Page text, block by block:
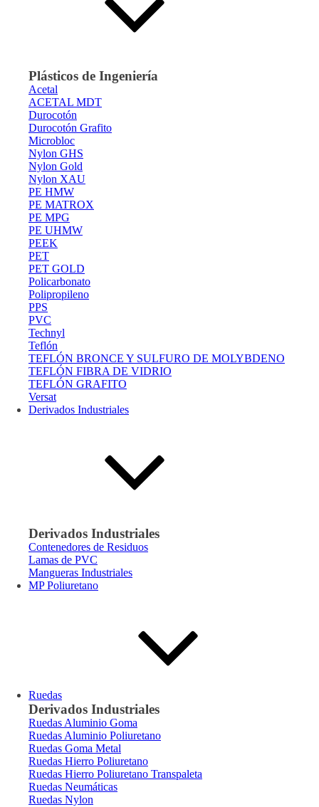
Plásticos de Ingeniería
Acetal
ACETAL MDT
Durocotón
Durocotón Grafito
Microbloc
Nylon GHS
Nylon Gold
Nylon XAU
PE HMW
PE MATROX
PE MPG
PE UHMW
PEEK
PET
PET GOLD
Policarbonato
Polipropileno
PPS
PVC
Technyl
Teflón
TEFLÓN BRONCE Y SULFURO DE MOLYBDENO
TEFLÓN FIBRA DE VIDRIO
TEFLÓN GRAFITO
Versat
Derivados Industriales
Derivados Industriales
Contenedores de Residuos
Lamas de PVC
Mangueras Industriales
MP Poliuretano
Ruedas
Derivados Industriales
Ruedas Aluminio Goma
Ruedas Aluminio Poliuretano
Ruedas Goma Metal
Ruedas Hierro Poliuretano
Ruedas Hierro Poliuretano Transpaleta
Ruedas Neumáticas
Ruedas Nylon